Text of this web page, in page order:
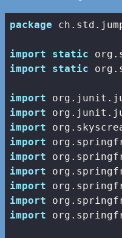
package
import
static
import
static
import
import
import
import
import
import
import
import
import